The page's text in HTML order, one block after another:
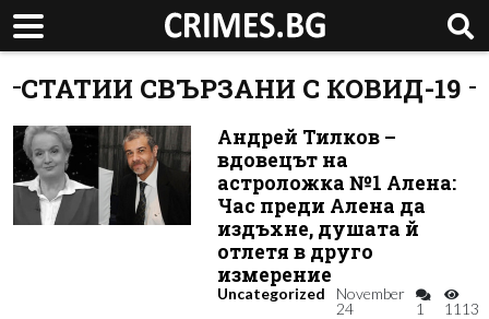
СТАТИИ СВЪРЗАНИ С КОВИД-19
Андрей Тилков –
вдовецът на
астроложка №1 Алена:
Час преди Алена да
издъхне, душата й
отлетя в друго
измерение
Uncategorized
November
24
1 1113